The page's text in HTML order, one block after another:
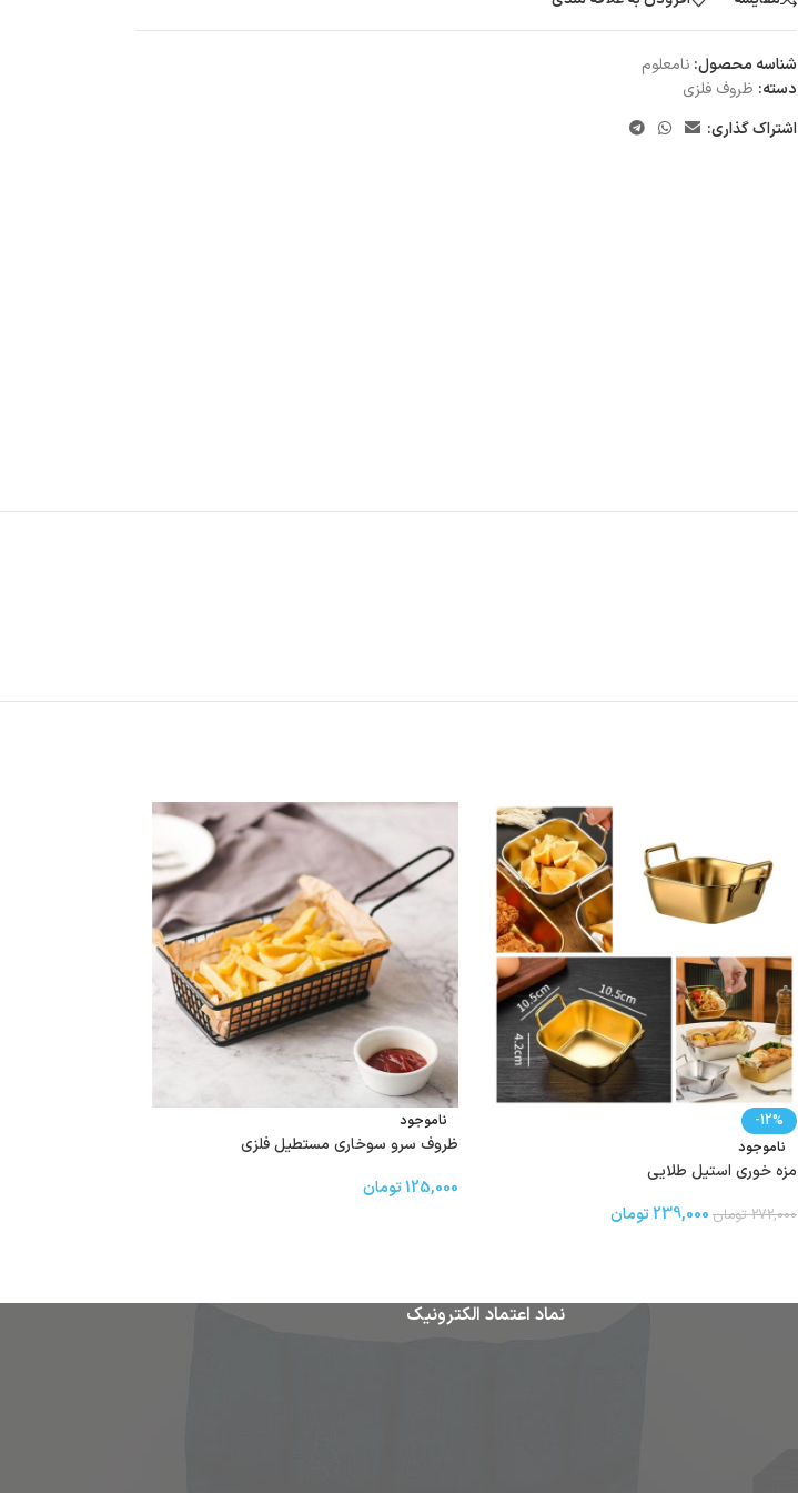
شناسه محصول: نامعلوم
دسته: ظروف فلزی
اشتراک گذاری:
-12%
ناموجود
مزه خوری استیل طلایی
272,000 تومان 239,000تومان
ناموجود
ظروف سرو سوخاری مستطیل فلزی
125,000تومان
نماد اعتماد الکترونیک